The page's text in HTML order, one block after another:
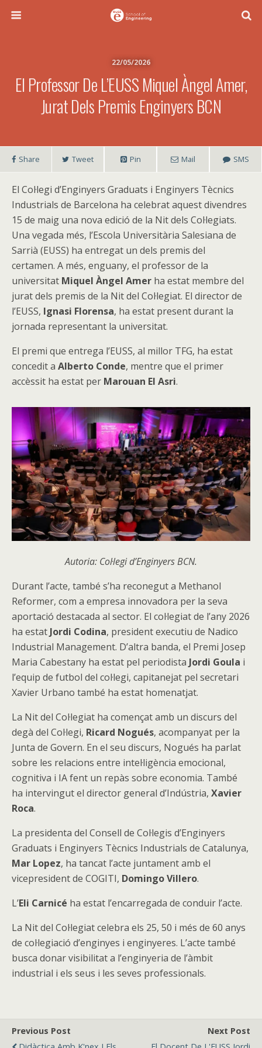
22/05/2026
El Professor De L’EUSS Miquel Àngel Amer,
Jurat Dels Premis Enginyers BCN
Share Tweet Pin Mail SMS
El Col·legi d’Enginyers Graduats i Enginyers Tècnics
Industrials de Barcelona ha celebrat aquest divendres
15 de maig una nova edició de la Nit dels Col·legiats.
Una vegada més, l’Escola Universitària Salesiana de
Sarrià (EUSS) ha entregat un dels premis del
certamen. A més, enguany, el professor de la
universitat Miquel Àngel Amer ha estat membre del
jurat dels premis de la Nit del Col·legiat. El director de
l’EUSS, Ignasi Florensa, ha estat present durant la
jornada representant la universitat.
El premi que entrega l’EUSS, al millor TFG, ha estat
concedit a Alberto Conde, mentre que el primer
accèssit ha estat per Marouan El Asri.
Autoria: Col·legi d’Enginyers BCN.
Durant l’acte, també s’ha reconegut a Methanol
Reformer, com a empresa innovadora per la seva
aportació destacada al sector. El col·legiat de l’any 2026
ha estat Jordi Codina, president executiu de Nadico
Industrial Management. D’altra banda, el Premi Josep
Maria Cabestany ha estat pel periodista Jordi Goula i
l’equip de futbol del col·legi, capitanejat pel secretari
Xavier Urbano també ha estat homenatjat.
La Nit del Col·legiat ha començat amb un discurs del
degà del Col·legi, Ricard Nogués, acompanyat per la
Junta de Govern. En el seu discurs, Nogués ha parlat
sobre les relacions entre intel·ligència emocional,
cognitiva i IA fent un repàs sobre economia. També
ha intervingut el director general d’Indústria, Xavier
Roca.
La presidenta del Consell de Col·legis d’Enginyers
Graduats i Enginyers Tècnics Industrials de Catalunya,
Mar Lopez, ha tancat l’acte juntament amb el
vicepresident de COGITI, Domingo Villero.
L’Eli Carnicé ha estat l’encarregada de conduir l’acte.
La Nit del Col·legiat celebra els 25, 50 i més de 60 anys
de col·legiació d’enginyes i enginyeres. L’acte també
busca donar visibilitat a l’enginyeria de l’àmbit
industrial i els seus i les seves professionals.
Previous Post
Next Post